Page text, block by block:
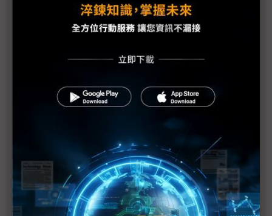
記憶體短缺、成本飆升重創出貨 中系手機品牌集體
手機事業同樣面臨記憶體漲價 為何蘋果賺、三星
載板長約鎖定至2028還不夠 客戶重啟「合資建廠」
量跌價漲、兩極化凍結總需求 旗艦手機SoC獨木難
NVIDIA RTX 50傳最高調漲30% 台積電、GDDR7雙
漲價恐擴及全球